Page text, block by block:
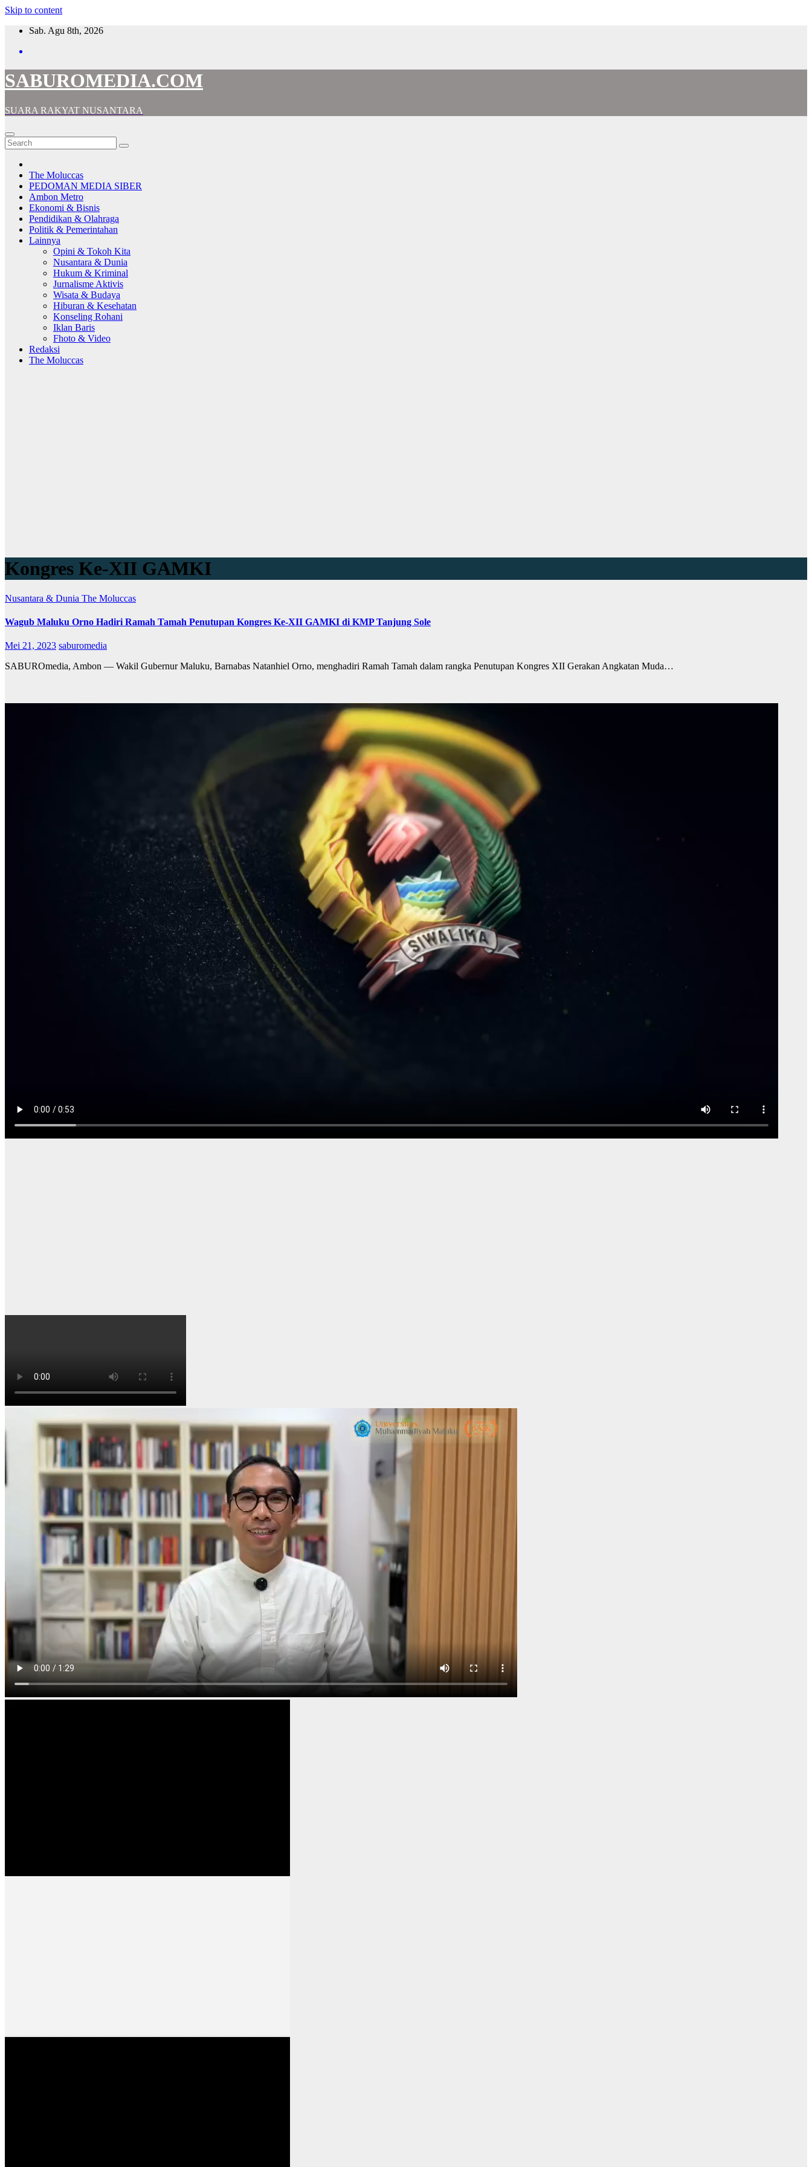
Skip to content
Sab. Agu 8th, 2026
SABUROMEDIA.COM
SUARA RAKYAT NUSANTARA
The Moluccas
PEDOMAN MEDIA SIBER
Ambon Metro
Ekonomi & Bisnis
Pendidikan & Olahraga
Politik & Pemerintahan
Lainnya
Opini & Tokoh Kita
Nusantara & Dunia
Hukum & Kriminal
Jurnalisme Aktivis
Wisata & Budaya
Hiburan & Kesehatan
Konseling Rohani
Iklan Baris
Fhoto & Video
Redaksi
The Moluccas
Kongres Ke-XII GAMKI
Nusantara & Dunia The Moluccas
Wagub Maluku Orno Hadiri Ramah Tamah Penutupan Kongres Ke-XII GAMKI di KMP Tanjung Sole
Mei 21, 2023 saburomedia
SABUROmedia, Ambon — Wakil Gubernur Maluku, Barnabas Natanhiel Orno, menghadiri Ramah Tamah dalam rangka Penutupan Kongres XII Gerakan Angkatan Muda…